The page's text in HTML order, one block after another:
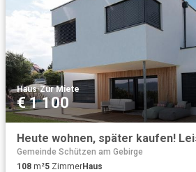
Haus·Zur Miete
€ 1 100
Gemeinde Schützen am Gebirge
108 m²5 ZimmerHaus